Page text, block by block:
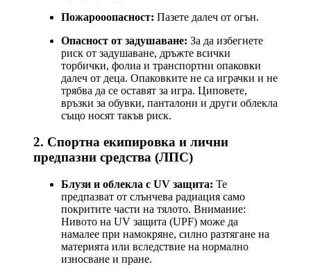
Пожарооопасност: Пазете далеч от огън.
Опасност от задушаване: За да избегнете
риск от задушаване, дръжте всички
торбички, фолиа и транспортни опаковки
далеч от деца. Опаковките не са играчки и не
трябва да се оставят за игра. Циповете,
връзки за обувки, панталони и други облекла
също носят такъв риск.
2. Спортна екипировка и лични
предпазни средства (ЛПС)
Блузи и облекла с UV защита: Те
предпазват от слънчева радиация само
покритите части на тялото. Внимание:
Нивото на UV защита (UPF) може да
намалее при намокряне, силно разтягане на
материята или вследствие на нормално
износване и пране.